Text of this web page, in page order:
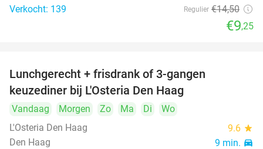
Verkocht: 139 Regulier €14,50
€9,25
Lunchgerecht + frisdrank of 3-gangen
keuzediner bij L'Osteria Den Haag
Vandaag Morgen Zo Ma Di
Wo
L'Osteria Den Haag
9.6 star
Den Haag 9 min. directions_car